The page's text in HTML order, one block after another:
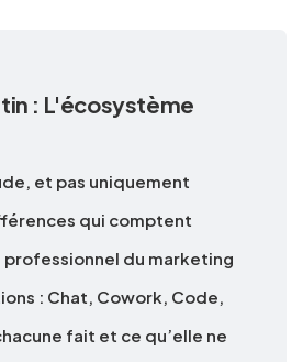
: L'écosystème
et pas uniquement
qui comptent
professionnel du marketing
: Chat, Cowork, Code,
fait et ce qu’elle ne